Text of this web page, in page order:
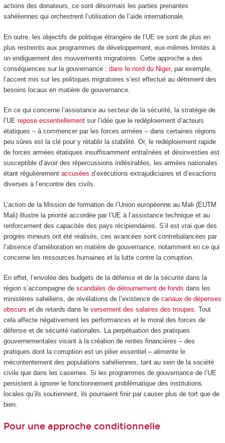
actions des donateurs, ce sont désormais les parties prenantes
sahéliennes qui orchestrent l’utilisation de l’aide internationale.
En outre, les objectifs de politique étrangère de l’UE se sont de plus en
plus restreints aux programmes de développement, eux-mêmes limités à
un endiguement des mouvements migratoires. Cette approche a des
conséquences sur la gouvernance : dans le nord du Niger, par exemple,
l’accent mis sur les politiques migratoires s’est effectué au détriment des
besoins locaux en matière de gouvernance.
En ce qui concerne l’assistance au secteur de la sécurité, la stratégie de
l’UE repose essentiellementsur l’idée que le redéploiement d’acteurs
étatiques – à commencer par les forces armées – dans certaines régions
peu sûres est la clé pour y rétablir la stabilité. Or, le redéploiement rapide
de forces armées étatiques insuffisamment entraînées et désinvesties est
susceptible d’avoir des répercussions indésirables, les armées nationales
étant régulièrement accusées d’exécutions extrajudiciaires et d’exactions
diverses à l’encontre des civils.
L’action de la Mission de formation de l’Union européenne au Mali (EUTM
Mali) illustre la priorité accordée par l’UE à l’assistance technique et au
renforcement des capacités des pays récipiendaires. S’il est vrai que des
progrès mineurs ont été réalisés, ces avancées sont contrebalancées par
l’absence d’amélioration en matière de gouvernance, notamment en ce qui
concerne les ressources humaines et la lutte contre la corruption.
En effet, l’envolée des budgets de la défense et de la sécurité dans la
région s’accompagne de scandales de détournement de fonds dans les
ministères sahéliens, de révélations de l’existence de canaux de dépenses
obscurs et de retards dans le versement des salaires des troupes. Tout
cela affecte négativement les performances et le moral des forces de
défense et de sécurité nationales. La perpétuation des pratiques
gouvernementales visant à la création de rentes financières – des
pratiques dont la corruption est un pilier essentiel – alimente le
mécontentement des populations sahéliennes, tant au sein de la société
civile que dans les casernes. Si les programmes de gouvernance de l’UE
persistent à ignorer le fonctionnement problématique des institutions
locales qu’ils soutiennent, ils pourraient finir par causer plus de tort que de
bien.
Pour une approche conditionnelle